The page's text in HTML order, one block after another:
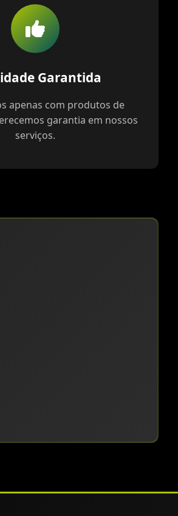
Garantida
apenas com produtos de
garantia em nossos
serviços.